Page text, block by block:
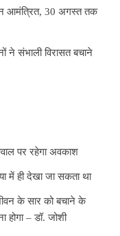
आमंत्रित, 30 अगस्त तक
ने संभाली विरासत बचाने
पर रहेगा अवकाश
में ही देखा जा सकता था
के सार को बचाने के
– डॉ. जोशी